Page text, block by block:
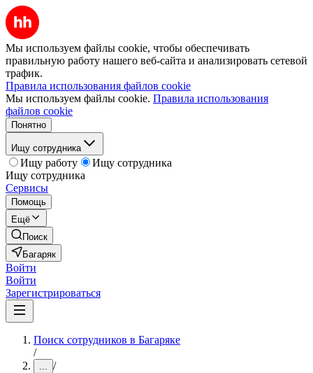
Мы используем файлы cookie, чтобы обеспечивать
правильную работу нашего веб-сайта и анализировать сетевой
трафик.
Правила использования файлов cookie
Мы используем файлы cookie. Правила использования
файлов cookie
Понятно
Ищу сотрудника
Ищу работу
Ищу сотрудника
Ищу сотрудника
Сервисы
Помощь
Ещё
Поиск
Багаряк
Войти
Войти
Зарегистрироваться
Поиск сотрудников в Багаряке
/
... /